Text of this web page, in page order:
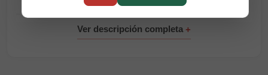
Perfil de sabor
Tabaco intenso.